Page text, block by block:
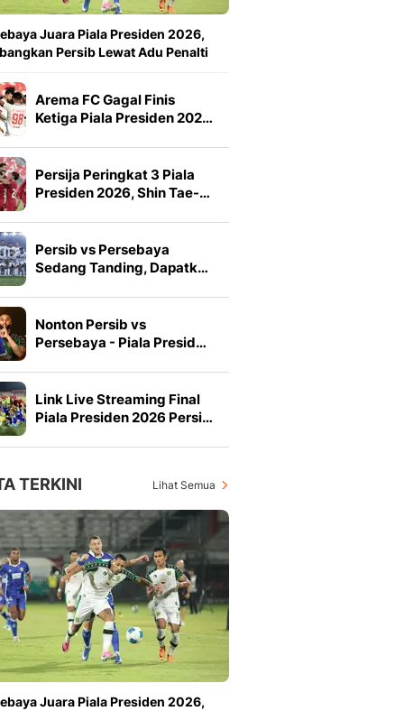
Juara Piala Presiden 2026,
Persib Lewat Adu Penalti
Arema FC Gagal Finis
Ketiga Piala Presiden 202…
Persija Peringkat 3 Piala
Presiden 2026, Shin Tae-…
Persib vs Persebaya
Sedang Tanding, Dapatk…
Nonton Persib vs
Persebaya - Piala Presid…
Link Live Streaming Final
Piala Presiden 2026 Persi…
TERKINI Lihat Semua
Juara Piala Presiden 2026,